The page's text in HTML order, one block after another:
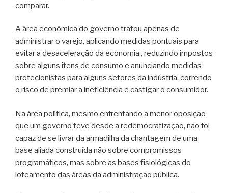
comparar.
A área econômica do governo tratou apenas de
administrar o varejo, aplicando medidas pontuais para
evitar a desaceleração da economia , reduzindo impostos
sobre alguns itens de consumo e anunciando medidas
protecionistas para alguns setores da indústria, correndo
o risco de premiar a ineficiência e castigar o consumidor.
Na área política, mesmo enfrentando a menor oposição
que um governo teve desde a redemocratização, não foi
capaz de se livrar da armadilha da chantagem de uma
base aliada construída não sobre compromissos
programáticos, mas sobre as bases fisiológicas do
loteamento das áreas da administração pública.